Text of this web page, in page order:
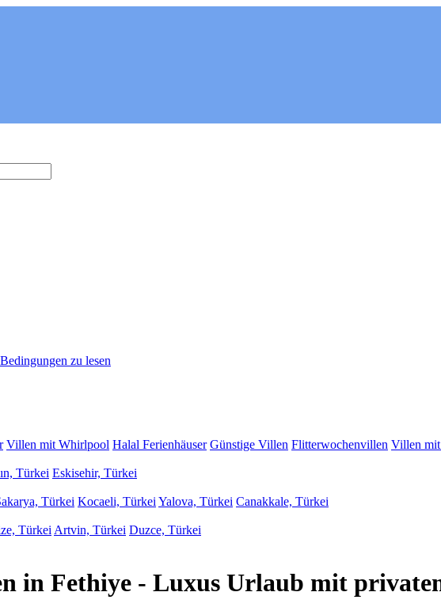
zu lesen
Villen mit Whirlpool Halal Ferienhäuser Günstige Villen Flitterwochenvillen Villen mit
Türkei Eskisehir, Türkei
Türkei Kocaeli, Türkei Yalova, Türkei Canakkale, Türkei
Türkei Artvin, Türkei Duzce, Türkei
in Fethiye - Luxus Urlaub mit